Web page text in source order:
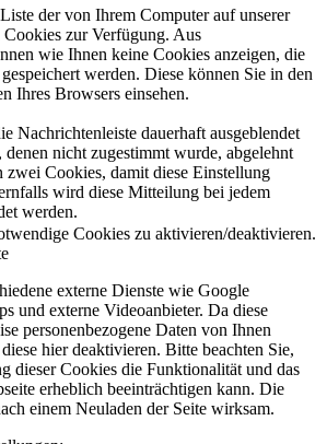
der von Ihrem Computer auf unserer
zur Verfügung. Aus
wie Ihnen keine Cookies anzeigen, die
werden. Diese können Sie in den
Ihres Browsers einsehen.
Nachrichtenleiste dauerhaft ausgeblendet
nicht zugestimmt wurde, abgelehnt
zwei Cookies, damit diese Einstellung
wird diese Mitteilung bei jedem
werden.
Cookies zu aktivieren/deaktivieren.
externe Dienste wie Google
und externe Videoanbieter. Da diese
personenbezogene Daten von Ihnen
hier deaktivieren. Bitte beachten Sie,
dieser Cookies die Funktionalität und das
erheblich beeinträchtigen kann. Die
einem Neuladen der Seite wirksam.